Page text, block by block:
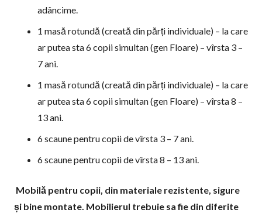
adâncime.
1 masă rotundă (creată din părți individuale) – la care
ar putea sta 6 copii simultan (gen Floare) – vîrsta 3 –
7 ani.
1 masă rotundă (creată din părți individuale) – la care
ar putea sta 6 copii simultan (gen Floare) – vîrsta 8 –
13 ani.
6 scaune pentru copii de vîrsta 3 – 7 ani.
6 scaune pentru copii de vîrsta 8 – 13 ani.
Mobilă pentru copii, din materiale rezistente, sigure
și bine montate. Mobilierul trebuie sa fie din diferite